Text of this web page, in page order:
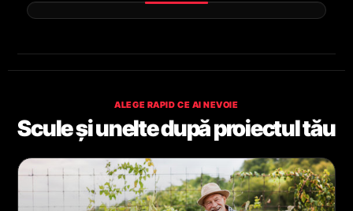
ALEGE RAPID CE AI NEVOIE
Scule și unelte după proiectul tău